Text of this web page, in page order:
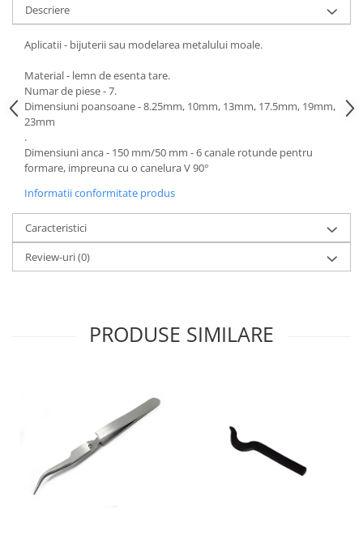
Descriere
Aplicatii - bijuterii sau modelarea metalului moale.
Material - lemn de esenta tare.
Numar de piese - 7.
Dimensiuni poansoane - 8.25mm, 10mm, 13mm, 17.5mm, 19mm,
23mm
.
Dimensiuni anca - 150 mm/50 mm - 6 canale rotunde pentru
formare, impreuna cu o canelura V 90°
Informatii conformitate produs
Caracteristici
Review-uri(0)
PRODUSE SIMILARE